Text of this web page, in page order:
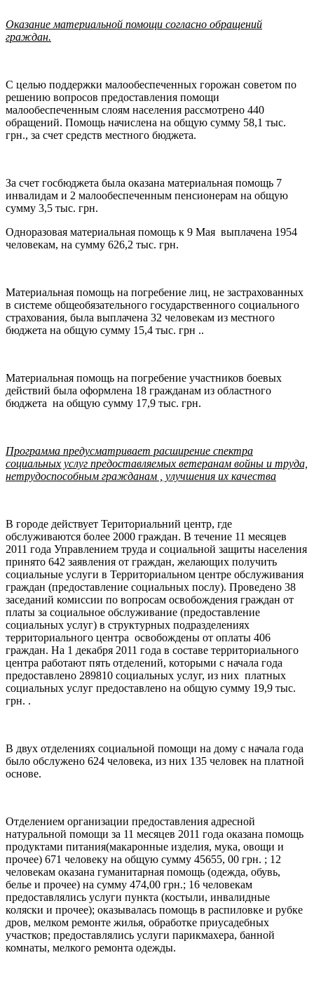
Оказание материальной помощи согласно обращений
граждан.
С целью поддержки малообеспеченных горожан советом по
решению вопросов предоставления помощи
малообеспеченным слоям населения рассмотрено 440
обращений. Помощь начислена на общую сумму 58,1 тыс.
грн., за счет средств местного бюджета.
За счет госбюджета была оказана материальная помощь 7
инвалидам и 2 малообеспеченным пенсионерам на общую
сумму 3,5 тыс. грн.
Одноразовая материальная помощь к 9 Мая выплачена 1954
человекам, на сумму 626,2 тыс. грн.
Материальная помощь на погребение лиц, не застрахованных
в системе общеобязательного государственного социального
страхования, была выплачена 32 человекам из местного
бюджета на общую сумму 15,4 тыс. грн ..
Материальная помощь на погребение участников боевых
действий была оформлена 18 гражданам из областного
бюджета на общую сумму 17,9 тыс. грн.
Программа предусматривает расширение спектра
социальных услуг предоставляемых ветеранам войны и труда,
нетрудоспособным гражданам , улучшения их качествa
В городе действует Териториальний центр, где
обслуживаются более 2000 граждан. В течение 11 месяцев
2011 года Управлением труда и социальной защиты населения
принято 642 заявления от граждан, желающих получить
социальные услуги в Территориальном центре обслуживания
граждан (предоставление социальных послу). Проведено 38
заседаний комиссии по вопросам освобождения граждан от
платы за социальное обслуживание (предоставление
социальных услуг) в структурных подразделениях
территориального центра освобождены от оплаты 406
граждан. На 1 декабря 2011 года в составе территориального
центра работают пять отделений, которыми с начала года
предоставлено 289810 социальных услуг, из них платных
социальных услуг предоставлено на общую сумму 19,9 тыс.
грн. .
В двух отделениях социальной помощи на дому с начала года
было обслужено 624 человека, из них 135 человек на платной
основе.
Отделением организации предоставления адресной
натуральной помощи за 11 месяцев 2011 года оказана помощь
продуктами питания(макаронные изделия, мука, овощи и
прочее) 671 человеку на общую сумму 45655, 00 грн. ; 12
человекам оказана гуманитарная помощь (одежда, обувь,
белье и прочее) на сумму 474,00 грн.; 16 человекам
предоставлялись услуги пункта (костыли, инвалидные
коляски и прочее); оказывалась помощь в распиловке и рубке
дров, мелком ремонте жилья, обработке приусадебных
участков; предоставлялись услуги парикмахера, банной
комнаты, мелкого ремонта одежды.